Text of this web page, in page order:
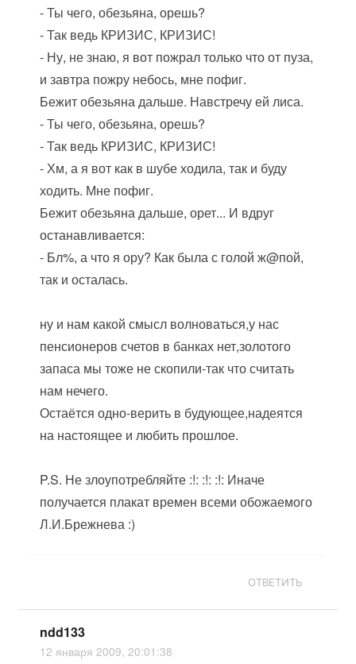
- Ты чего, обезьяна, орешь?
- Так ведь КРИЗИС, КРИЗИС!
- Ну, не знаю, я вот пожрал только что от пуза,
и завтра пожру небось, мне пофиг.
Бежит обезьяна дальше. Навстречу ей лиса.
- Ты чего, обезьяна, орешь?
- Так ведь КРИЗИС, КРИЗИС!
- Хм, а я вот как в шубе ходила, так и буду
ходить. Мне пофиг.
Бежит обезьяна дальше, орет... И вдруг
останавливается:
- Бл%, а что я ору? Как была с голой ж@пой,
так и осталась.
ну и нам какой смысл волноваться,у нас
пенсионеров счетов в банках нет,золотого
запаса мы тоже не скопили-так что считать
нам нечего.
Остаётся одно-верить в будующее,надеятся
на настоящее и любить прошлое.
P.S. Не злоупотребляйте :!: :!: :!: Иначе
получается плакат времен всеми обожаемого
Л.И.Брежнева :)
ОТВЕТИТЬ
ndd133
12 января 2009, 20:01:38